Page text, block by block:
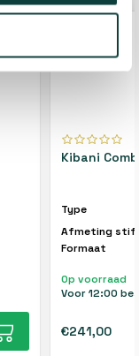
Kibani
Type
Afmeting
Formaat
Op voorraad
Voor 12:00
€241,00